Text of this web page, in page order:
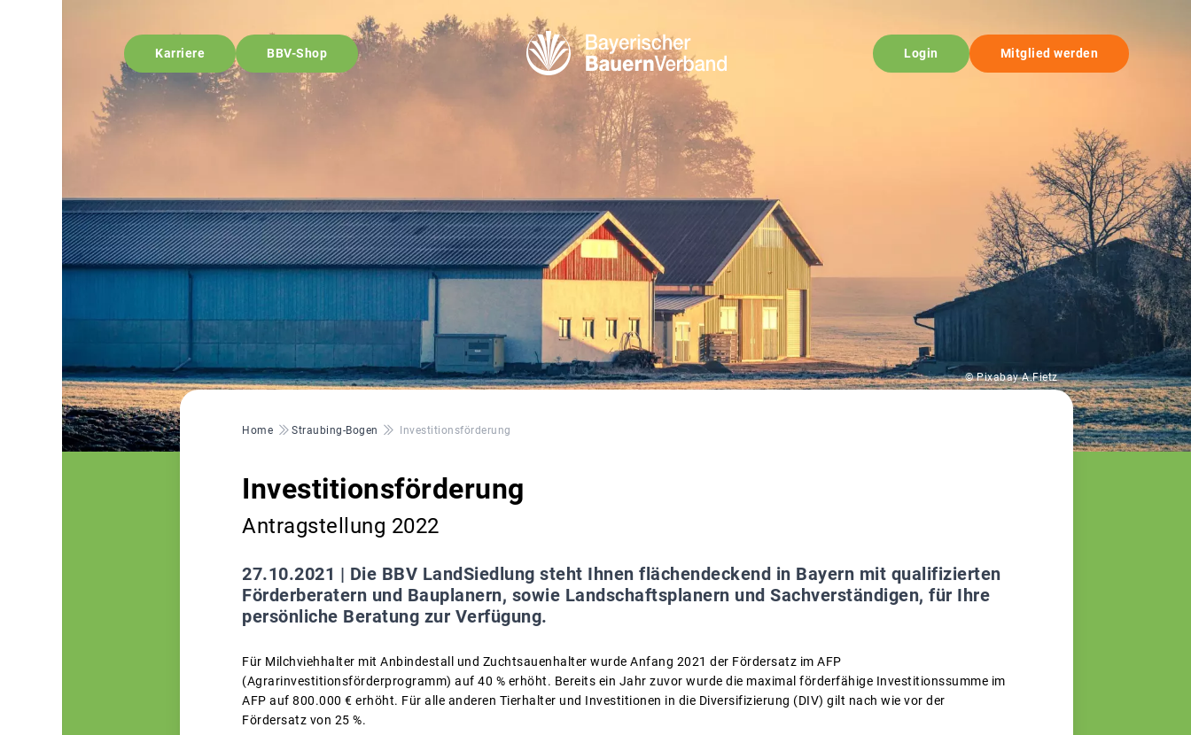
Karriere BBV-Shop Login Mitglied werden
© Pixabay A.Fietz
Pfadnavigation
Home Straubing-Bogen Investitionsförderung
Investitionsförderung
Antragstellung 2022
27.10.2021 | Die BBV LandSiedlung steht Ihnen flächendeckend in Bayern mit qualifizierten
Förderberatern und Bauplanern, sowie Landschaftsplanern und Sachverständigen, für Ihre
persönliche Beratung zur Verfügung.
Für Milchviehhalter mit Anbindestall und Zuchtsauenhalter wurde Anfang 2021 der Fördersatz im AFP
(Agrarinvestitionsförderprogramm) auf 40 % erhöht. Bereits ein Jahr zuvor wurde die maximal förderfähige Investitionssumme im
AFP auf 800.000 € erhöht. Für alle anderen Tierhalter und Investitionen in die Diversifizierung (DIV) gilt nach wie vor der
Fördersatz von 25 %.